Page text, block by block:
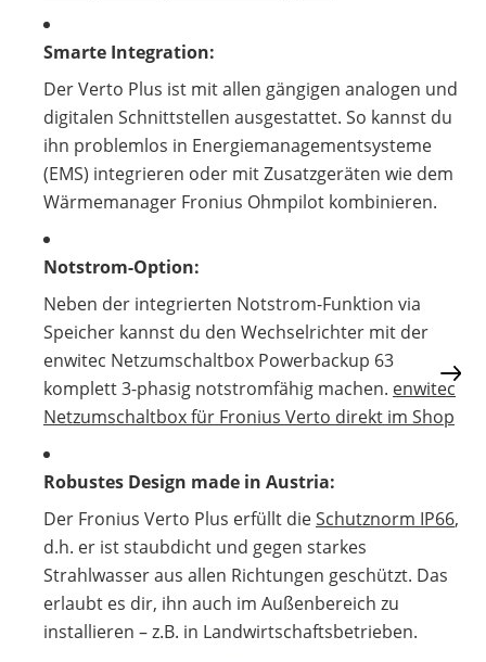
Smarte Integration:
Der Verto Plus ist mit allen gängigen analogen und
digitalen Schnittstellen ausgestattet. So kannst du
ihn problemlos in Energiemanagementsysteme
(EMS) integrieren oder mit Zusatzgeräten wie dem
Wärmemanager Fronius Ohmpilot kombinieren.
Notstrom-Option:
Neben der integrierten Notstrom-Funktion via
Speicher kannst du den Wechselrichter mit der
enwitec Netzumschaltbox Powerbackup 63
komplett 3-phasig notstromfähig machen. enwitec
Netzumschaltbox für Fronius Verto direkt im Shop
Robustes Design made in Austria:
Der Fronius Verto Plus erfüllt dieSchutznorm IP66,
d.h. er ist staubdicht und gegen starkes
Strahlwasser aus allen Richtungen geschützt. Das
erlaubt es dir, ihn auch im Außenbereich zu
installieren – z.B. in Landwirtschaftsbetrieben.